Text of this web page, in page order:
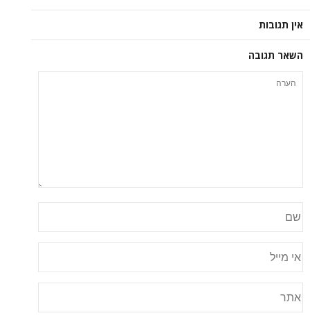
אין תגובות
השאר תגובה